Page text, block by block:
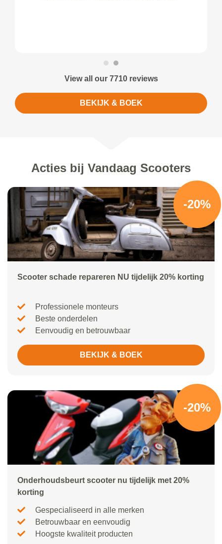
View all our 7710 reviews
BEKIJK & BOEK
Acties bij Vandaag Scooters
-20%
Scooter schade repareren NU tijdelijk 20% korting
Professionele monteurs
Beste onderdelen
Eenvoudig en betrouwbaar
BEKIJK & BOEK
-20%
Onderhoudsbeurt scooter nu tijdelijk met 20%
korting
Gespecialiseerd in alle merken
Betrouwbaar en eenvoudig
Hoogste kwaliteit producten